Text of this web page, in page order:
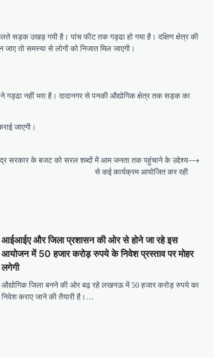
सड़क उखड़ गयी है। पांच फीट तक गड्ढा हो गया है। दक्षिण क्षेत्र की
तो समस्या से लोगों को निजात मिल जाएगी।
नहीं भरा है। दादानगर से पनकी औद्योगिक क्षेत्र तक सड़क का
जाएगी।
सरकार के बजट को सरल शब्दों में आम जनता तक पहुंचाने के उद्देश्य
से कई कार्यक्रम आयोजित कर रही
⟶
आईआईए और जिला प्रशासन की ओर से होने जा रहे इस
आयोजन में 50 हजार करोड़ रुपये के निवेश प्रस्ताव पर मोहर
लगेगी
औद्योगिक जिला बनने की ओर बढ़ रहे लखनऊ में 50 हजार करोड़ रुपये का
निवेश कराए जाने की तैयारी है।…